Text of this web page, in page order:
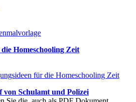
Homeschooling Zeit
für die Homeschooling Zeit
von Schulamt und Polizei